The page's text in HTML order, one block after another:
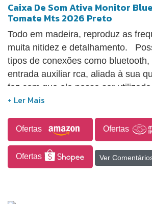
250V Bluetooth: 5.0+EDR, suporte
Android + Bluetooth, US
Caixa De Som Ativa Monitor
Tomate Mts 2026 Preto
Todo em madeira, reproduz as
muita nitidez e detalhamento.
tipos de conexões como
entrada auxiliar rca, aliada à sua
faz com que ela possa ser
diversas aplicações, seja num
residenciais e corporativos, etc.
ESPECIFICAÇÕES TÉCNICAS
100w Frequência de resposta: 40 -
de 4 polegadas (116mm) Tweeter
Ofertas Ofertas
Ofertas Ver